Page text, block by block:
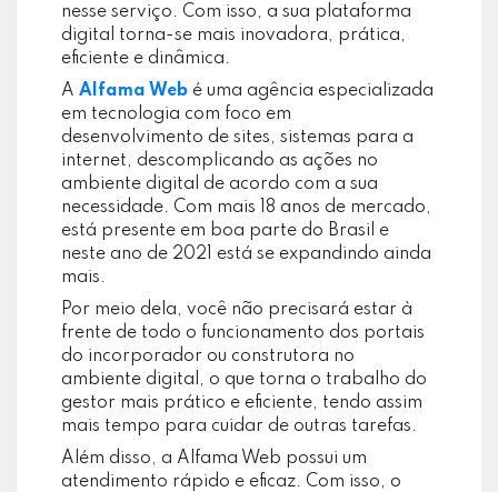
nesse serviço. Com isso, a sua plataforma
digital torna-se mais inovadora, prática,
eficiente e dinâmica.
A Alfama Web é uma agência especializada
em tecnologia com foco em
desenvolvimento de sites, sistemas para a
internet, descomplicando as ações no
ambiente digital de acordo com a sua
necessidade. Com mais 18 anos de mercado,
está presente em boa parte do Brasil e
neste ano de 2021 está se expandindo ainda
mais.
Por meio dela, você não precisará estar à
frente de todo o funcionamento dos portais
do incorporador ou construtora no
ambiente digital, o que torna o trabalho do
gestor mais prático e eficiente, tendo assim
mais tempo para cuidar de outras tarefas.
Além disso, a Alfama Web possui um
atendimento rápido e eficaz. Com isso, o